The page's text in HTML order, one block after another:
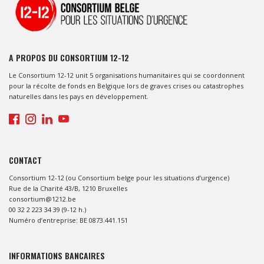
A PROPOS DU CONSORTIUM 12-12
Le Consortium 12-12 unit 5 organisations humanitaires qui se coordonnent
pour la récolte de fonds en Belgique lors de graves crises ou catastrophes
naturelles dans les pays en développement.
CONTACT
Consortium 12-12 (ou Consortium belge pour les situations d’urgence)
Rue de la Charité 43/B, 1210 Bruxelles
consortium@1212.be
00 32 2 223 34 39 (9-12 h.)
Numéro d’entreprise: BE 0873.441.151
INFORMATIONS BANCAIRES